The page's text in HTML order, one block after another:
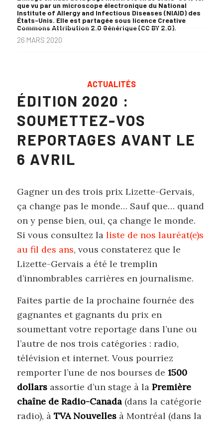
que vu par un microscope électronique du National
Institute of Allergy and Infectious Diseases (NIAID) des
États-Unis. Elle est partagée sous licence Creative
Commons Attribution 2.0 Générique (CC BY 2.0).
26 MARS 2020
ACTUALITÉS
ÉDITION 2020 :
SOUMETTEZ-VOS
REPORTAGES AVANT LE
6 AVRIL
Gagner un des trois prix Lizette-Gervais,
ça change pas le monde… Sauf que… quand
on y pense bien, oui, ça change le monde.
Si vous consultez la liste de nos lauréat(e)s
au fil des ans, vous constaterez que le
Lizette-Gervais a été le tremplin
d’innombrables carrières en journalisme.
Faites partie de la prochaine fournée des
gagnantes et gagnants du prix en
soumettant votre reportage dans l’une ou
l’autre de nos trois catégories : radio,
télévision et internet. Vous pourriez
remporter l’une de nos bourses de 1500
dollarsassortie d’un stage à la Première
chaîne de Radio-Canada(dans la catégorie
radio), à TVA Nouvellesà Montréal (dans la